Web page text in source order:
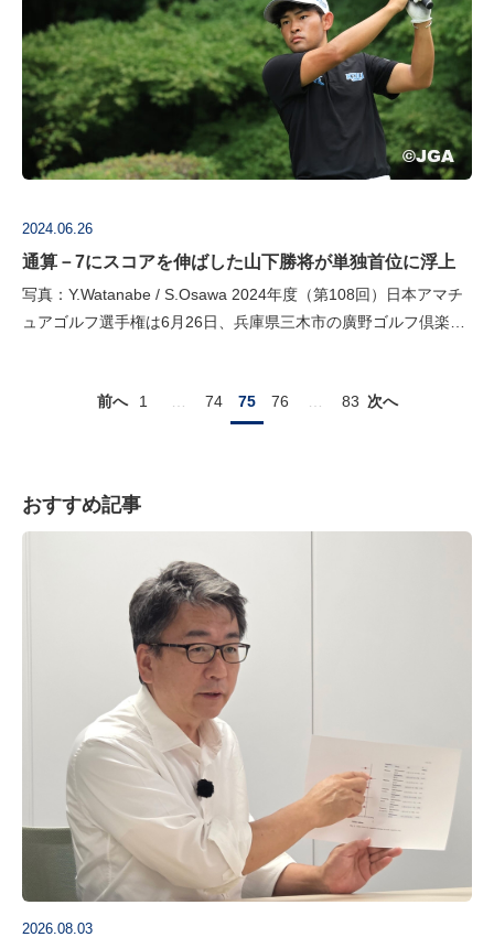
2024.06.26
通算－7にスコアを伸ばした山下勝将が単独首位に浮上
写真：Y.Watanabe / S.Osawa 2024年度（第108回）日本アマチ
ュアゴルフ選手権は6月26日、兵庫県三木市の廣野ゴルフ倶楽部
前へ 1 74 75 76 83 次へ
おすすめ記事
2026.08.03